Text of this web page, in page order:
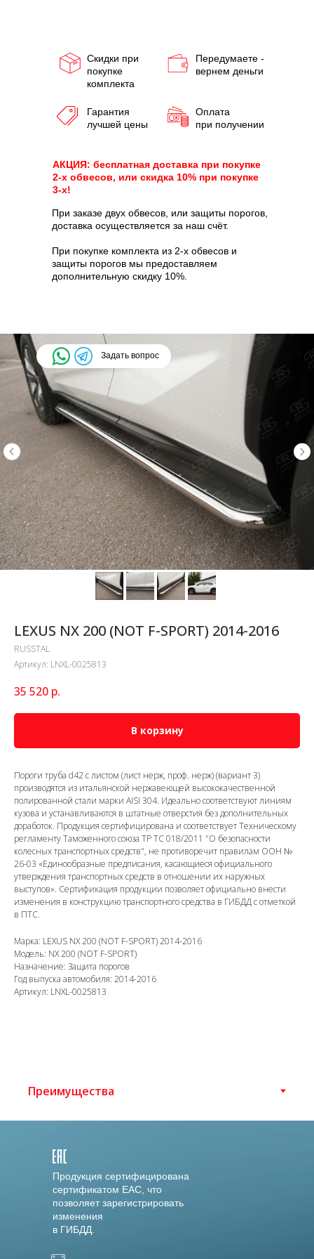
Скидки при
покупке
комплекта
Передумаете -
вернем деньги
Гарантия
лучшей цены
Оплата
при получении
АКЦИЯ: бесплатная доставка при покупке
2-х обвесов, или скидка 10% при покупке
3-х!
При заказе двух обвесов, или защиты порогов,
доставка осуществляется за наш счёт.
При покупке комплекта из 2-х обвесов и
защиты порогов мы предоставляем
дополнительную скидку 10%.
Задать вопрос
LEXUS NX 200 (NOT F-SPORT) 2014-2016
RUSSTAL
Артикул: LNXL-0025813
35 520 р.
В корзину
Пороги труба d42 с листом (лист нерж, проф. нерж) (вариант 3)
производятся из итальянской нержавеющей высококачественной
полированной стали марки AISI 304. Идеально соответствуют линиям
кузова и устанавливаются в штатные отверстия без дополнительных
доработок. Продукция сертифицирована и соответствует Техническому
регламенту Таможенного союза ТР ТС 018/2011 "О безопасности
колесных транспортных средств", не противоречит правилам ООН №
26-03 «Единообразные предписания, касающиеся официального
утверждения транспортных средств в отношении их наружных
выступов». Сертификация продукции позволяет официально внести
изменения в конструкцию транспортного средства в ГИБДД с отметкой
в ПТС.
Марка: LEXUS NX 200 (NOT F-SPORT) 2014-2016
Модель: NX 200 (NOT F-SPORT)
Назначение: Защита порогов
Год выпуска автомобиля: 2014-2016
Артикул: LNXL-0025813
Продукция сертифицирована
сертификатом EAC, что
позволяет зарегистрировать
изменения
в ГИБДД.